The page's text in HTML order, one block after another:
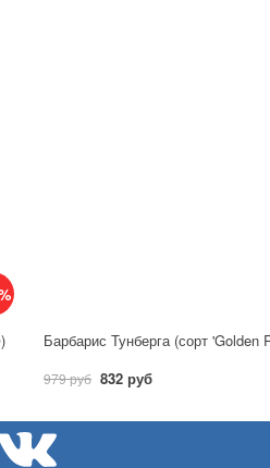
979 руб 832 руб